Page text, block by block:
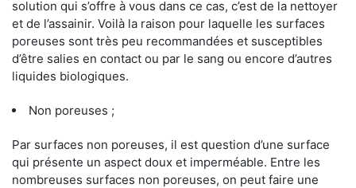
solution qui s’offre à vous dans ce cas, c’est de la nettoyer
et de l’assainir. Voilà la raison pour laquelle les surfaces
poreuses sont très peu recommandées et susceptibles
d’être salies en contact ou par le sang ou encore d’autres
liquides biologiques.
Non poreuses ;
Par surfaces non poreuses, il est question d’une surface
qui présente un aspect doux et imperméable. Entre les
nombreuses surfaces non poreuses, on peut faire une